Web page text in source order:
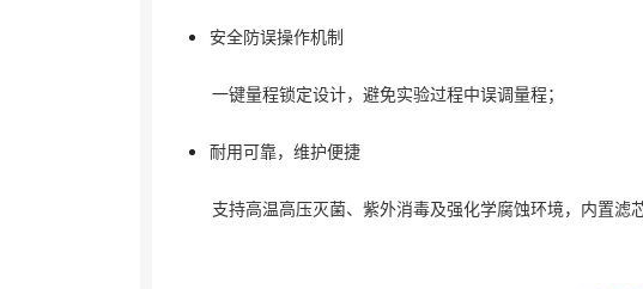
安全防误操作机制
一键量程锁定设计，避免实验过程中误调量程；
耐用可靠，维护便捷
支持高温高压灭菌、紫外消毒及强化学腐蚀环境，内置滤